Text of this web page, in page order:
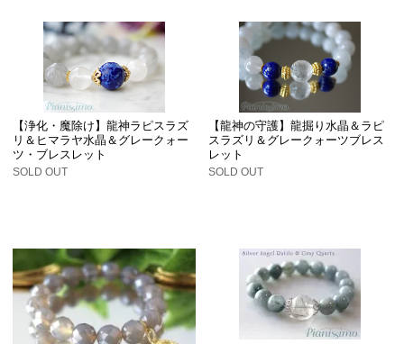
【浄化・魔除け】龍神ラピスラズ
リ＆ヒマラヤ水晶＆グレークォー
ツ・ブレスレット
SOLD OUT
【龍神の守護】龍掘り水晶＆ラピ
スラズリ＆グレークォーツブレス
レット
SOLD OUT